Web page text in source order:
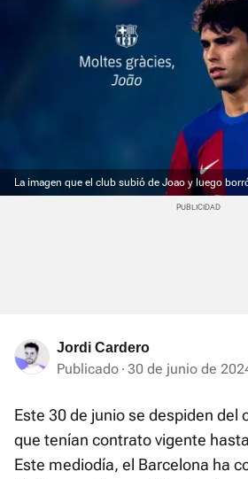
La imagen que el club subió de Joao y luego
Jordi Cardero
Publicado 30 de junio de
Este 30 de junio se despiden del
que tenían contrato vigente
Este mediodía, el Barcelona ha